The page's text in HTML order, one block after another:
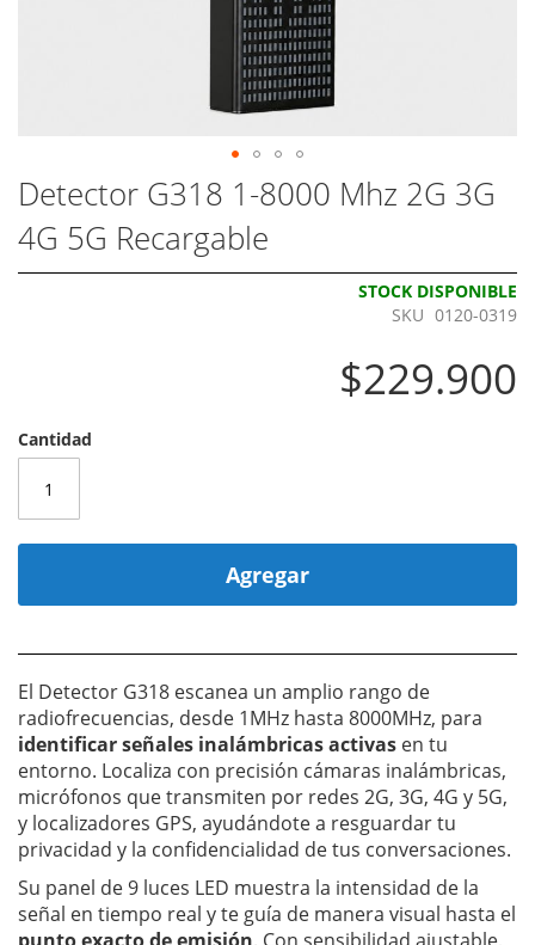
Detector G318 1-8000 Mhz 2G 3G
4G 5G Recargable
STOCK DISPONIBLE
SKU 0120-0319
$229.900
Cantidad
Agregar
El Detector G318 escanea un amplio rango de
radiofrecuencias, desde 1MHz hasta 8000MHz, para
identificar señales inalámbricas activas en tu
entorno. Localiza con precisión cámaras inalámbricas,
micrófonos que transmiten por redes 2G, 3G, 4G y 5G,
y localizadores GPS, ayudándote a resguardar tu
privacidad y la confidencialidad de tus conversaciones.
Su panel de 9 luces LED muestra la intensidad de la
señal en tiempo real y te guía de manera visual hasta el
Skip
to
the
beginning
of